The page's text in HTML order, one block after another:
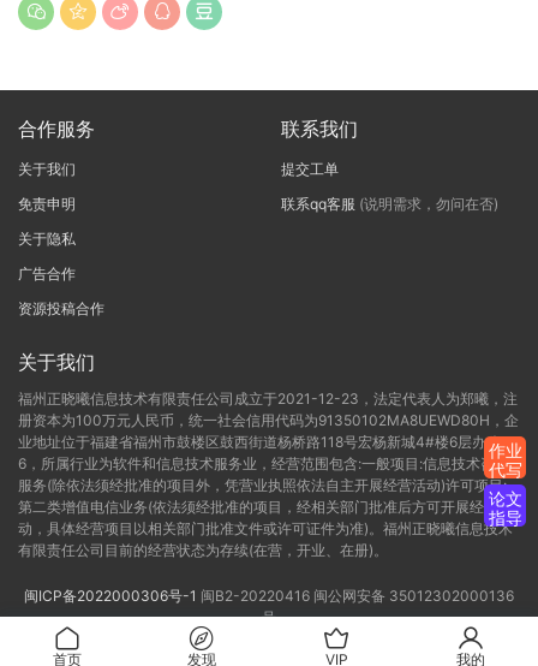
合作服务
关于我们
免责申明
关于隐私
广告合作
资源投稿合作
联系我们
提交工单
联系qq客服 (说明需求，勿问在否)
关于我们
福州正晓曦信息技术有限责任公司成立于2021-12-23，法定代表人为郑曦，注
册资本为100万元人民币，统一社会信用代码为91350102MA8UEWD80H，企
业地址位于福建省福州市鼓楼区鼓西街道杨桥路118号宏杨新城4#楼6层办公C-
6，所属行业为软件和信息技术服务业，经营范围包含:一般项目:信息技术咨询
服务(除依法须经批准的项目外，凭营业执照依法自主开展经营活动)许可项目:
第二类增值电信业务(依法须经批准的项目，经相关部门批准后方可开展经营活
动，具体经营项目以相关部门批准文件或许可证件为准)。福州正晓曦信息技术
有限责任公司目前的经营状态为存续(在营，开业、在册)。
闽ICP备2022000306号-1 闽B2-20220416 闽公网安备 35012302000136
号
作业
代写
论文
指导
首页 发现 VIP 我的